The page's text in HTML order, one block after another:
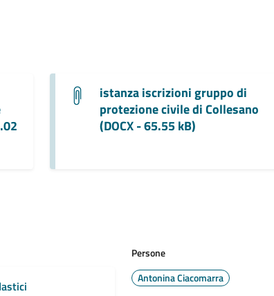
istanza iscrizioni gruppo di
protezione civile di Collesano
(DOCX - 65.55 kB)
Persone
Antonina Ciacomarra